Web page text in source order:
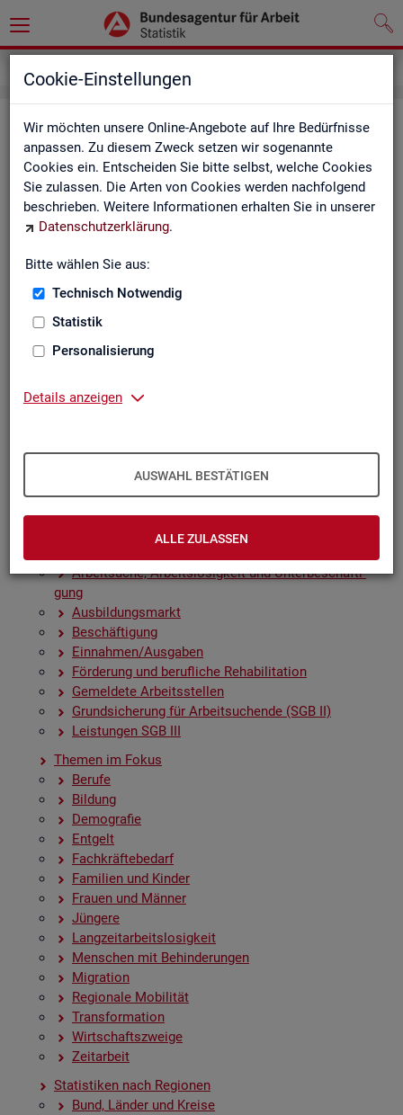
Cookie-Einstellungen
Wir möchten unsere Online-Angebote auf Ihre Bedürfnisse
anpassen. Zu diesem Zweck setzen wir sogenannte
Cookies ein. Entscheiden Sie bitte selbst, welche Cookies
Sie zulassen. Die Arten von Cookies werden nachfolgend
beschrieben. Weitere Informationen erhalten Sie in unserer
Datenschutzerklärung.
Bitte wählen Sie aus:
Technisch Notwendig
Statistik
Personalisierung
Details anzeigen
AUSWAHL BESTÄTIGEN
ALLE ZULASSEN
In­halts­ver­zeich­nis
Sta­tis­ti­ken
Rund­schau Ar­beits­markt
Mo­nats­be­richt
Eck­wer­te des Ar­beits­mark­tes und der Grund­si­che­
rung
Eck­wer­te Ar­beits­markt
Ar­beits­markt in Deutsch­land
Zah­len, Daten, Fak­ten - Struk­tur­da­ten und -in­di­ka­to­
Früh­in­di­ka­to­ren für den Ar­beits­markt
Sai­son­be­rei­nig­te Zeit­rei­hen
Ar­beit­su­che, Ar­beits­lo­sig­keit und Un­ter­be­schäf­ti­
gung
Aus­bil­dungs­markt
Be­schäf­ti­gung
Ein­nah­men/Aus­ga­ben
För­de­rung und be­ruf­li­che Re­ha­bi­li­ta­ti­on
Ge­mel­de­te Ar­beits­stel­len
Grund­si­che­rung für Ar­beit­su­chen­de (SGB II)
Leis­tun­gen SGB III
The­men im Fokus
Be­ru­fe
Bil­dung
De­mo­gra­fie
Ent­gelt
Fach­kräf­te­be­darf
Fa­mi­li­en und Kin­der
Frau­en und Män­ner
Jün­ge­re
Lang­zeit­ar­beits­lo­sig­keit
Men­schen mit Be­hin­de­run­gen
Mi­gra­ti­on
Re­gio­na­le Mo­bi­li­tät
Trans­for­ma­ti­on
Wirt­schafts­zwei­ge
Zeit­ar­beit
Sta­tis­ti­ken nach Re­gio­nen
Bund, Län­der und Krei­se